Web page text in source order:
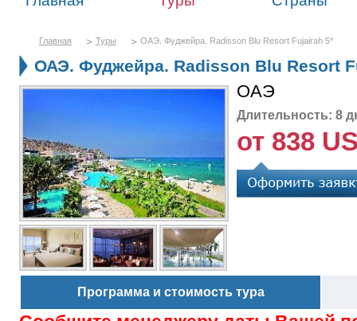
Главная Туры ОАЭ. Фуджейра. Radisson Blu Resort Fujairah 5*
ОАЭ. Фуджейра. Radisson Blu Resort
ОАЭ
Длительность: 8
от 838
Программа и стоимость тура